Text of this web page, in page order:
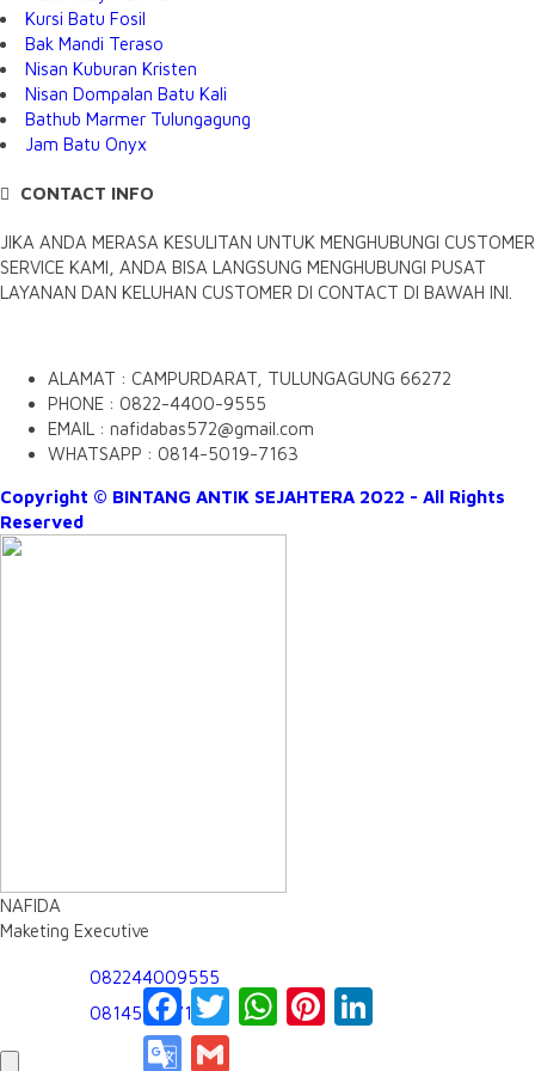
Kursi Batu Fosil
Bak Mandi Teraso
Nisan Kuburan Kristen
Nisan Dompalan Batu Kali
Bathub Marmer Tulungagung
Jam Batu Onyx
CONTACT INFO
JIKA ANDA MERASA KESULITAN UNTUK MENGHUBUNGI CUSTOMER
SERVICE KAMI, ANDA BISA LANGSUNG MENGHUBUNGI PUSAT
LAYANAN DAN KELUHAN CUSTOMER DI CONTACT DI BAWAH INI.
ALAMAT : CAMPURDARAT, TULUNGAGUNG 66272
PHONE : 0822-4400-9555
EMAIL : nafidabas572@gmail.com
WHATSAPP : 0814-5019-7163
Copyright © BINTANG ANTIK SEJAHTERA 2022 - All Rights
Reserved
NAFIDA
Maketing Executive
082244009555
081450197163
FacebookTwitterWhatsAppPinterest
Google
Translate